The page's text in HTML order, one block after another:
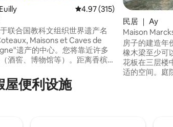
分），共 113 条评价平均评分 4.97 分（满分 5 分
4.97 (315)
联合国教科文组织世界遗产名
Maisons et Caves de
遗产的中心。您将靠近许多
酒窖、博物馆等）。距离香槟
离巴黎1小时15分钟。您将享受
、露台和景观花园。5月1日至9
民居 ｜ Ay
Maison
房子的建造年
橡木梁至少可
花板在三层楼
适的空间。庭
屋便利设施